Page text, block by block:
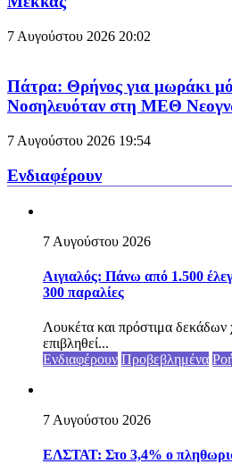
7 Αυγούστου 2026 20:02
Πάτρα: Θρήνος για μωράκι
Νοσηλευόταν στη ΜΕΘ
7 Αυγούστου 2026 19:54
Ενδιαφέρουν
7 Αυγούστου 2026
Αιγιαλός: Πάνω από 1.500
300 παραλίες
Λουκέτα και πρόστιμα δεκάδων
επιβληθεί...
Ενδιαφέρουν Προβεβλημένα
7 Αυγούστου 2026
ΕΛΣΤΑΤ: Στο 3,4% ο